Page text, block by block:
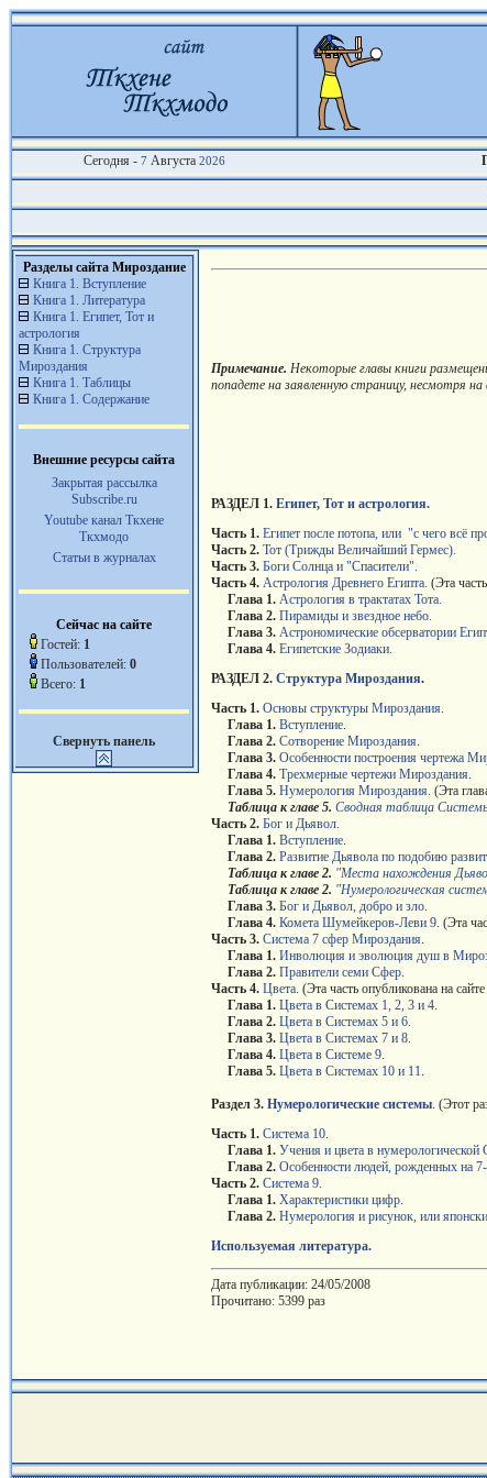
Сегодня - 7 Августа2026
Разделы сайта Мироздание
Книга 1. Вступление
Книга 1. Литература
Книга 1. Египет, Тот и
астрология
Книга 1. Структура
Мироздания
Книга 1. Таблицы
Книга 1. Содержание
Внешние ресурсы сайта
Закрытая рассылка
Subscribe.ru
Youtube канал Ткхене
Ткхмодо
Статьи в журналах
Сейчас на сайте
Гостей: 1
Пользователей: 0
Всего: 1
Свернуть панель
Примечание. Некоторые главы книги
попадете на заявленную страницу, несмотря
РАЗДЕЛ 1. Египет, Тот и астрология.
Часть 1. Египет после потопа, или "с чего всё
Часть 2. Тот (Трижды Величайший Гермес).
Часть 3. Боги Солнца и "Спасители".
Часть 4. Астрология Древнего Египта. (Эта
Глава 1. Астрология в трактатах Тота.
Глава 2. Пирамиды и звездное небо.
Глава 3. Астрономические обсерватории
Глава 4. Египетские Зодиаки.
РАЗДЕЛ 2. Структура Мироздания.
Часть 1. Основы структуры Мироздания.
Глава 1. Вступление.
Глава 2. Сотворение Мироздания.
Глава 3. Особенности построения чертежа
Глава 4. Трехмерные чертежи Мироздания.
Глава 5. Нумерология Мироздания. (Эта
Таблица к главе 5. Сводная таблица
Часть 2. Бог и Дьявол.
Глава 1. Вступление.
Глава 2. Развитие Дьявола по подобию
Таблица к главе 2. "Места нахождения
Таблица к главе 2. "Нумерологическая
Глава 3. Бог и Дьявол, добро и зло.
Глава 4. Комета Шумейкеров-Леви 9. (Эта
Часть 3. Система 7 сфер Мироздания.
Глава 1. Инволюция и эволюция душ в
Глава 2. Правители семи Сфер.
Часть 4. Цвета. (Эта часть опубликована на
Глава 1. Цвета в Системах 1, 2, 3 и 4.
Глава 2. Цвета в Системах 5 и 6.
Глава 3. Цвета в Системах 7 и 8.
Глава 4. Цвета в Системе 9.
Глава 5. Цвета в Системах 10 и 11.
Раздел 3. Нумерологические системы. (Этот
Часть 1. Система 10.
Глава 1. Учения и цвета в нумерологической
Глава 2. Особенности людей, рожденных на
Часть 2. Система 9.
Глава 1. Характеристики цифр.
Глава 2. Нумерология и рисунок, или
Используемая литература.
Дата публикации: 24/05/2008
Прочитано: 5399 раз